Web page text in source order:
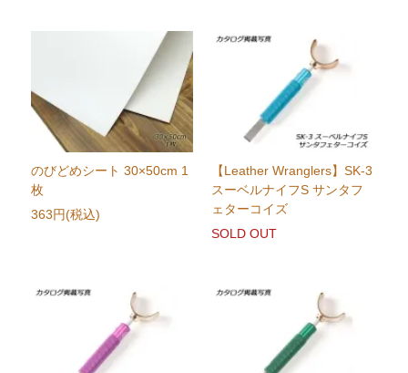
のびどめシート 30×50cm 1
枚
363円(税込)
【Leather Wranglers】SK-3
スーベルナイフS サンタフ
ェターコイズ
SOLD OUT